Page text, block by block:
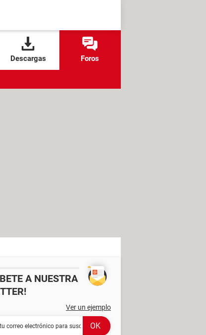
Descargas Foros
A NUESTRA
Ver un ejemplo